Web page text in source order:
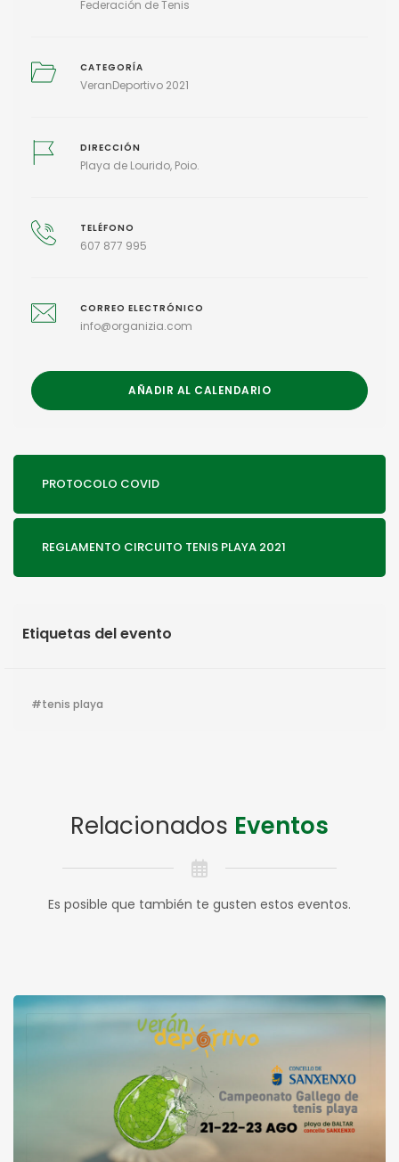
Federación de Tenis
CATEGORÍA
VeranDeportivo 2021
DIRECCIÓN
Playa de Lourido, Poio.
TELÉFONO
607 877 995
CORREO ELECTRÓNICO
info@organizia.com
AÑADIR AL CALENDARIO
PROTOCOLO COVID
REGLAMENTO CIRCUITO TENIS PLAYA 2021
Etiquetas del evento
tenis playa
Relacionados Eventos
Es posible que también te gusten estos eventos.